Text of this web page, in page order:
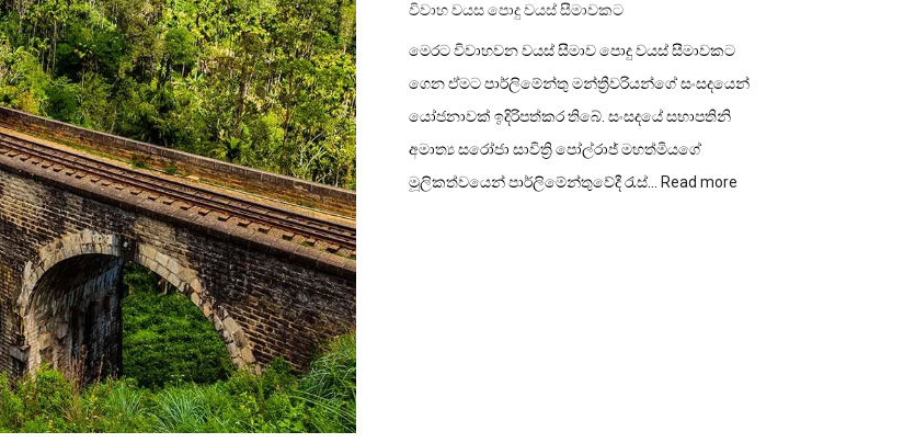
විවාහ වයස පොදු වයස් සීමාවකට
මෙරට විවාහවන වයස් සීමාව පොදු වයස් සීමාවකට
ගෙන ඒමට පාර්ලිමේන්තු මන්ත්‍රීවරියන්ගේ සංසදයෙන්
යෝජනාවක් ඉදිරිපත්කර තිබේ. සංසදයේ සභාපතිනි
අමාත්‍ය සරෝජා සාවිත්‍රි පෝල්රාජ් මහත්මියගේ
මූලිකත්වයෙන් පාර්ලිමේන්තුවේදී රැස්… Read more